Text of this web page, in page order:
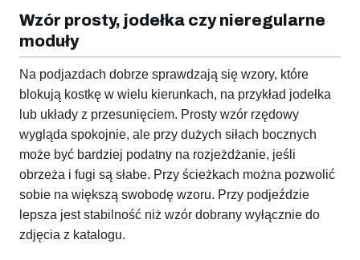
Wzór prosty, jodełka czy nieregularne
moduły
Na podjazdach dobrze sprawdzają się wzory, które
blokują kostkę w wielu kierunkach, na przykład jodełka
lub układy z przesunięciem. Prosty wzór rzędowy
wygląda spokojnie, ale przy dużych siłach bocznych
może być bardziej podatny na rozjeżdżanie, jeśli
obrzeża i fugi są słabe. Przy ścieżkach można pozwolić
sobie na większą swobodę wzoru. Przy podjeździe
lepsza jest stabilność niż wzór dobrany wyłącznie do
zdjęcia z katalogu.